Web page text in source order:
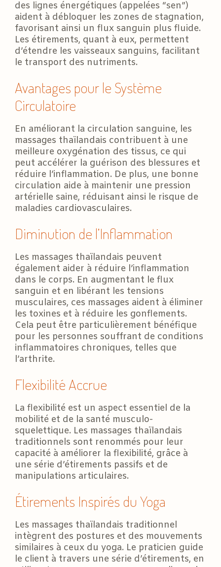
des lignes énergétiques (appelées “sen”)
aident à débloquer les zones de stagnation,
favorisant ainsi un flux sanguin plus fluide.
Les étirements, quant à eux, permettent
d’étendre les vaisseaux sanguins, facilitant
le transport des nutriments.
Avantages pour le Système
Circulatoire
En améliorant la circulation sanguine, les
massages thaïlandais contribuent à une
meilleure oxygénation des tissus, ce qui
peut accélérer la guérison des blessures et
réduire l’inflammation. De plus, une bonne
circulation aide à maintenir une pression
artérielle saine, réduisant ainsi le risque de
maladies cardiovasculaires.
Diminution de l’Inflammation
Les massages thaïlandais peuvent
également aider à réduire l’inflammation
dans le corps. En augmentant le flux
sanguin et en libérant les tensions
musculaires, ces massages aident à éliminer
les toxines et à réduire les gonflements.
Cela peut être particulièrement bénéfique
pour les personnes souffrant de conditions
inflammatoires chroniques, telles que
l’arthrite.
Flexibilité Accrue
La flexibilité est un aspect essentiel de la
mobilité et de la santé musculo-
squelettique. Les massages thaïlandais
traditionnels sont renommés pour leur
capacité à améliorer la flexibilité, grâce à
une série d’étirements passifs et de
manipulations articulaires.
Étirements Inspirés du Yoga
Les massages thaïlandais traditionnel
intègrent des postures et des mouvements
similaires à ceux du yoga. Le praticien guide
le client à travers une série d’étirements, en